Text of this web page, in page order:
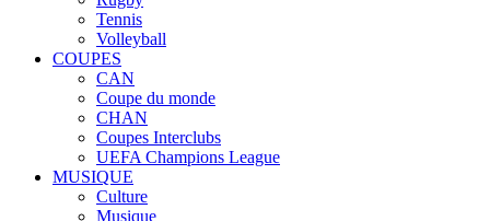
Tennis
Volleyball
COUPES
CAN
Coupe du monde
CHAN
Coupes Interclubs
UEFA Champions League
MUSIQUE
Culture
Musique